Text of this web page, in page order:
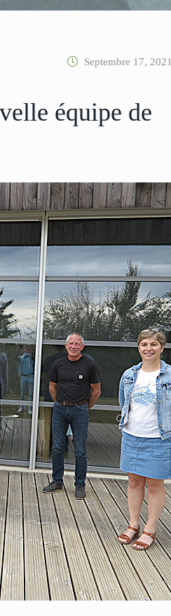
Septembre 17, 2021
équipe de